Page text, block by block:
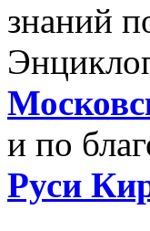
знаний
и по
Руси